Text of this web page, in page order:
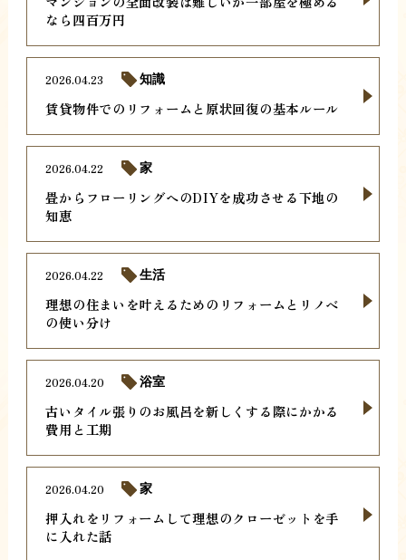
なら四百万円
賃貸物件でのリフォームと原状回復の基本ルール
2026.04.23 知識
畳からフローリングへのDIYを成功させる下地の
知恵
2026.04.22 家
理想の住まいを叶えるためのリフォームとリノベ
の使い分け
2026.04.22 生活
古いタイル張りのお風呂を新しくする際にかかる
費用と工期
2026.04.20 浴室
押入れをリフォームして理想のクローゼットを手
に入れた話
2026.04.20 家